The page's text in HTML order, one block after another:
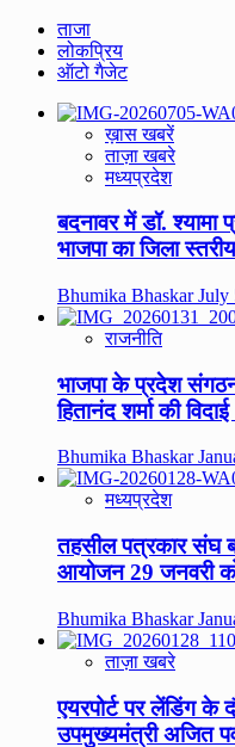
ताजा
लोकप्रिय
ऑटो गैजेट
ख़ास खबरें
ताज़ा खबरे
मध्यप्रदेश
बदनावर में डॉ. श्यामा
भाजपा का जिला
Bhumika BhaskarJuly
राजनीति
भाजपा के प्रदेश संगठन
हितानंद शर्मा की
Bhumika Bhaskar
मध्यप्रदेश
तहसील पत्रकार संघ
आयोजन 29 जनवरी
Bhumika Bhaskar
ताज़ा खबरे
एयरपोर्ट पर लेंडिंग के
उपमुख्यमंत्री अजित